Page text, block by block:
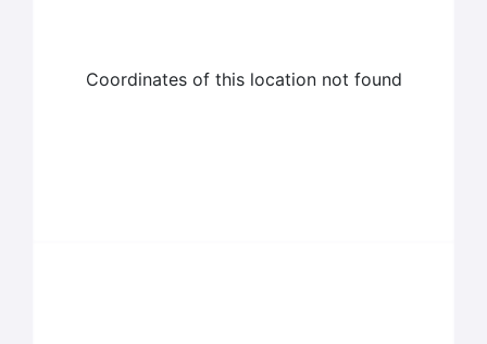
Coordinates of this location not found